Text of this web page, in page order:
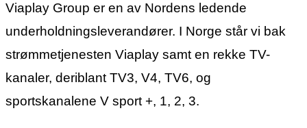
Viaplay Group er en av Nordens ledende
underholdningsleverandører. I Norge står vi bak
strømmetjenesten Viaplay samt en rekke TV-
kanaler, deriblant TV3, V4, TV6, og
sportskanalene V sport +, 1, 2, 3.